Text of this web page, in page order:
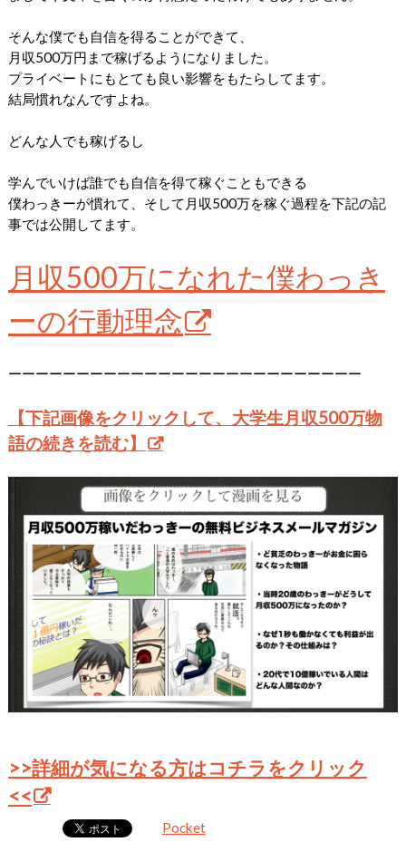
そんな僕でも自信を得ることができて、
月収500万円まで稼げるようになりました。
プライベートにもとても良い影響をもたらしてます。
結局慣れなんですよね。
どんな人でも稼げるし
学んでいけば誰でも自信を得て稼ぐこともできる
僕わっきーが慣れて、そして月収500万を稼ぐ過程を下記の記
事では公開してます。
月収500万になれた僕わっき
ーの行動理念
ーーーーーーーーーーーーーーーーーーーーーーーーーー
【下記画像をクリックして、大学生月収500万物
語の続きを読む】
>>詳細が気になる方はコチラをクリック
<<
Pocket